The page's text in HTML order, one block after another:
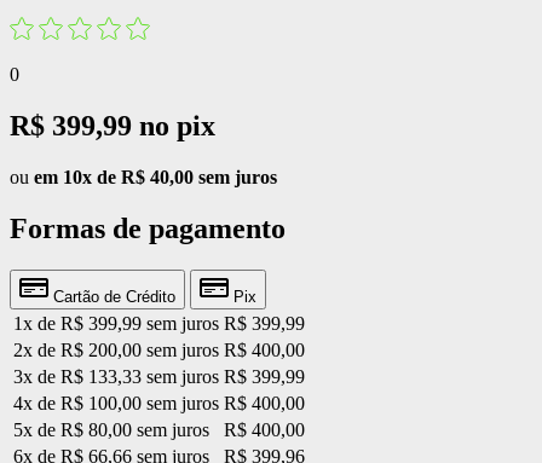
0
R$ 399,99 no pix
ou em 10x de R$ 40,00 sem juros
Formas de pagamento
Cartão de Crédito Pix
1x de R$ 399,99 sem juros R$ 399,99
2x de R$ 200,00 sem juros R$ 400,00
3x de R$ 133,33 sem juros R$ 399,99
4x de R$ 100,00 sem juros R$ 400,00
5x de R$ 80,00 sem juros
R$ 400,00
6x de R$ 66,66 sem juros
R$ 399,96